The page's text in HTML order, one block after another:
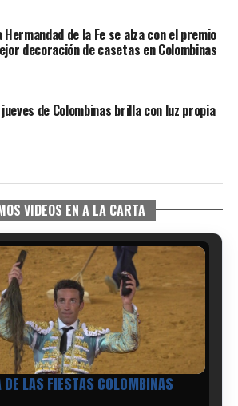
Hermandad de la Fe se alza con el premio
decoración de casetas en Colombinas
jueves de Colombinas brilla con luz propia
VIDEOS EN A LA CARTA
LAS FIESTAS COLOMBINAS